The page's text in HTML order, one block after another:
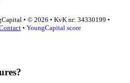
• © 2026 • KvK nr: 34330199 •
• YoungCapital score